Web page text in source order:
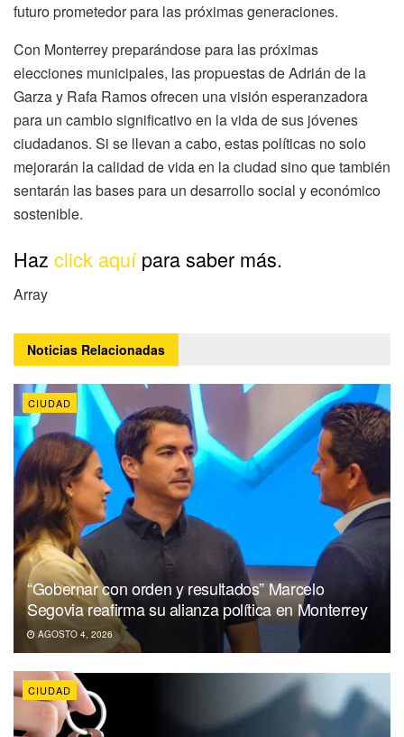
futuro prometedor para las próximas generaciones.
Con Monterrey preparándose para las próximas
elecciones municipales, las propuestas de Adrián de la
Garza y Rafa Ramos ofrecen una visión esperanzadora
para un cambio significativo en la vida de sus jóvenes
ciudadanos. Si se llevan a cabo, estas políticas no solo
mejorarán la calidad de vida en la ciudad sino que también
sentarán las bases para un desarrollo social y económico
sostenible.
Haz click aquípara saber más.
Array
Noticias Relacionadas
CIUDAD
“Gobernar con orden y resultados” Marcelo
Segovia reafirma su alianza política en Monterrey
AGOSTO 4, 2026
CIUDAD